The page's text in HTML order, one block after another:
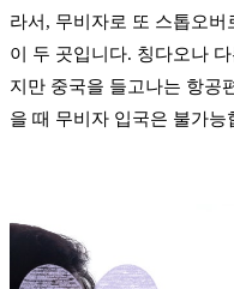
라서, 무비자로 또 스톱오
이 두 곳입니다. 칭다오나
지만 중국을 들고나는 항공
을 때 무비자 입국은 불가능